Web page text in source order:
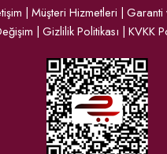
| Müşteri Hizmetleri | Garanti
| Gizlilik Politikası | KVKK